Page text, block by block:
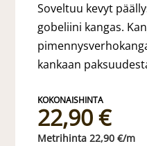
Soveltuu kevyt
gobeliini kangas.
kankaan
22,90 €
22,90 €/m